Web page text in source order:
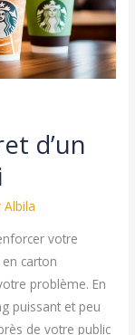
d’un
votre
carton
problème. En
puissant et peu
de votre public